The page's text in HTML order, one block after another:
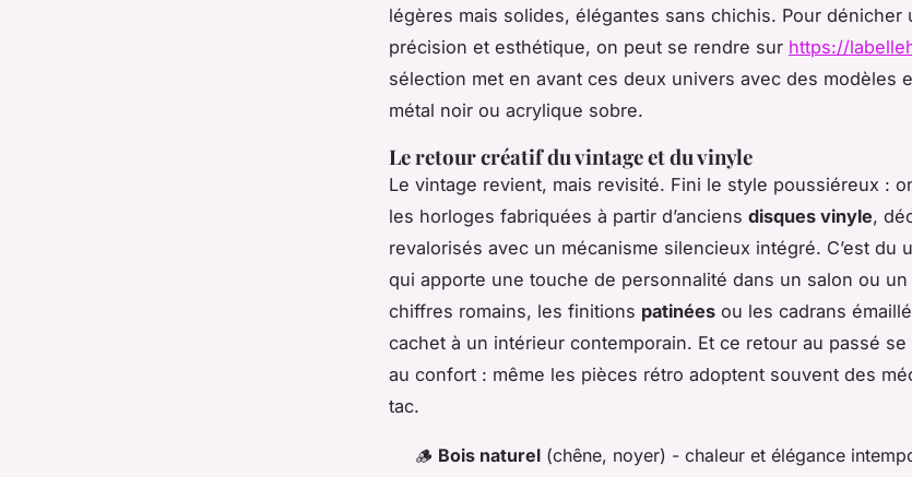
légères mais solides, élégantes sans chichis. Pour dénicher
précision et esthétique, on peut se rendre sur https://
sélection met en avant ces deux univers avec des modèles
métal noir ou acrylique sobre.
Le retour créatif du vintage et du vinyle
Le vintage revient, mais revisité. Fini le style poussiéreux :
les horloges fabriquées à partir d’anciens disques vinyle,
revalorisés avec un mécanisme silencieux intégré. C’est du
qui apporte une touche de personnalité dans un salon ou un
chiffres romains, les finitions patinées ou les cadrans
cachet à un intérieur contemporain. Et ce retour au passé
au confort : même les pièces rétro adoptent souvent des
tac.
🪵 Bois naturel (chêne, noyer) - chaleur et élégance